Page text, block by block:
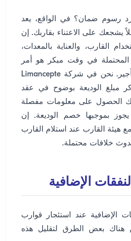
رسوم ضمان؟ في الواقع، يعد
يشجعك على الاعتناء بقاربك. إن
القارب، والعناية بالمعدات،
في وقت مبكر هو أمر
مفيد لك ولشركة التأجير. نحن في شركة Limancepte
مبلغ الوديعة بوضوح في عقد
الحصول على معلومات مفصلة
بموجبها خصم الوديعة. إن
هيئة القارب عند استلام القارب
خلافات محتملة.
الإضافية
الإضافية عند استئجار قوارب
هناك بعض الطرق لتقليل هذه